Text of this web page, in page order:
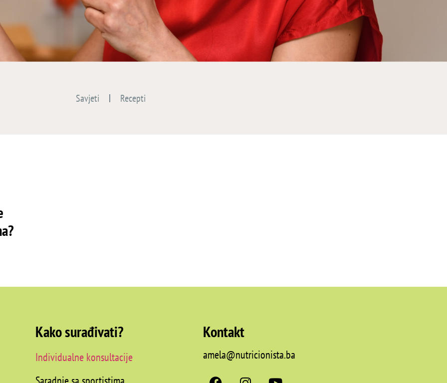
Savjeti Recepti
Kako surađivati?
Individualne konsultacije
Kontakt
amela@nutricionista.ba